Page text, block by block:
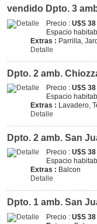
vendido Dpto. 3
Precio : U$S
Espacio
Extras : Parrilla,
Detalle
Dpto. 2 amb.
Precio : U$S
Espacio
Extras : Lavadero,
Detalle
Dpto. 2 amb. San
Precio : U$S
Espacio
Extras : Balcon
Detalle
Dpto. 1 amb. San
Precio : U$S